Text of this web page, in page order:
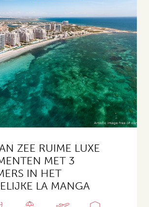
ZEE RUIME LUXE
MET 3
IN HET
LA MANGA